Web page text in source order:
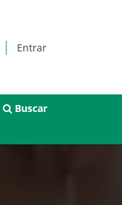
Entrar
Buscar